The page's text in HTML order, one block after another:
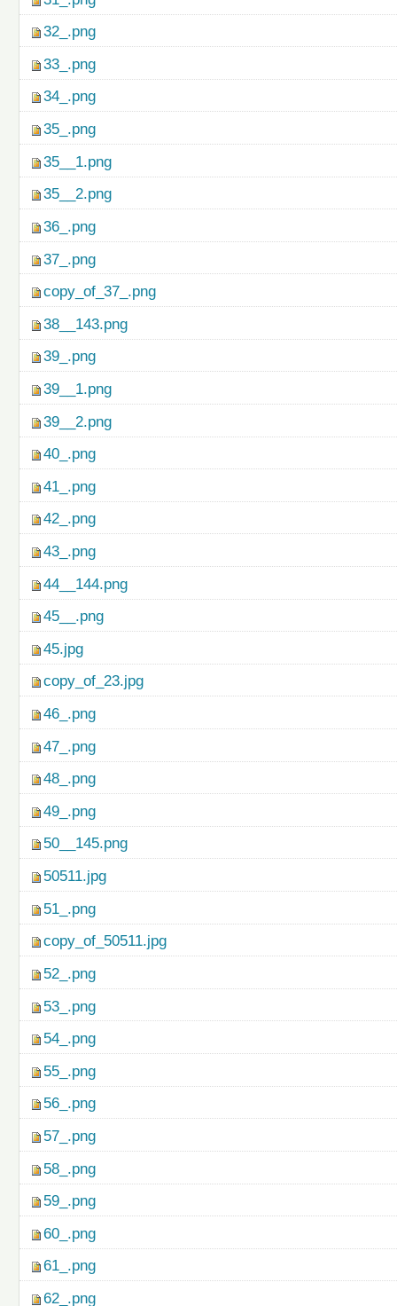
32_.png
33_.png
34_.png
35_.png
35__1.png
35__2.png
36_.png
37_.png
copy_of_37_.png
38__143.png
39_.png
39__1.png
39__2.png
40_.png
41_.png
42_.png
43_.png
44__144.png
45__.png
45.jpg
copy_of_23.jpg
46_.png
47_.png
48_.png
49_.png
50__145.png
50511.jpg
51_.png
copy_of_50511.jpg
52_.png
53_.png
54_.png
55_.png
56_.png
57_.png
58_.png
59_.png
60_.png
61_.png
62_.png